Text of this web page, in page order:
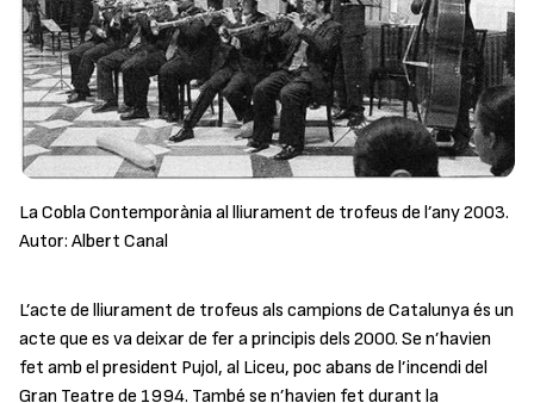
La Cobla Contemporània al lliurament de trofeus de l’any 2003.
Autor: Albert Canal
L’acte de lliurament de trofeus als campions de Catalunya és un
acte que es va deixar de fer a principis dels 2000. Se n’havien
fet amb el president Pujol, al Liceu, poc abans de l’incendi del
Gran Teatre de 1994. També se n’havien fet durant la